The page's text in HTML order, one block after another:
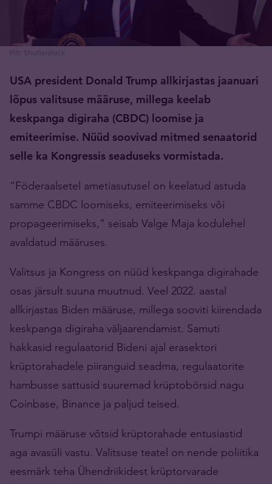
Pilt: Shutterstock
USA president Donald Trump allkirjastas jaanuari
lõpus valitsuse määruse, millega keelab
keskpanga digiraha (CBDC) loomise ja
emiteerimise. Nüüd soovivad mitmed senaatorid
selle ka Kongressis seaduseks vormistada.
“Föderaalsetel ametiasutusel on keelatud astuda
samme CBDC loomiseks, emiteerimiseks või
propageerimiseks,” seisab Valge Maja kodulehel
avaldatud määruses.
Valitsus ja Kongress on nüüd keskpanga digirahade
osas järsult suuna muutnud. Veel 2022. aastal
allkirjastas Biden määruse, millega sooviti kiirendada
keskpanga digiraha väljaarendamist. Samuti
hakkasid regulaatorid Bideni ajal erasektori
krüptorahadele piiranguid seadma, regulaatorite
hambusse sattusid suuremad krüptobörsid nagu
Coinbase, Binance ja paljud teised.
Trumpi määruse võtsid krüptorahade entusiastid
aga avasüli vastu. Valitsuse teatel on nende poliitika
eesmärk teha Ühendriikidest krüptorvarade